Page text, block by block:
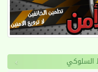
›